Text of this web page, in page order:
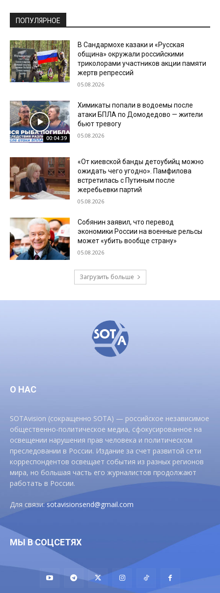
ПОПУЛЯРНОЕ
В Сандармохе казаки и «Русская
община» окружали российскими
триколорами участников акции памяти
жертв репрессий
05.08.2026
00:04:39
Химикаты попали в водоемы после
атаки БПЛА по Домодедово — жители
бьют тревогу
05.08.2026
«От киевской банды детоубийц можно
ожидать чего угодно». Памфилова
встретилась с Путиным после
жеребьевки партий
05.08.2026
Собянин заявил, что перевод
экономики России на военные рельсы
может «убить вообще страну»
05.08.2026
Загрузить больше
О НАС
SOTAvision (сокращенно SOTA) — российское независимое
общественно-политическое медиа, сфокусированное на
освещении нарушения прав человека и политическом
преследовании в России. Издание за счет развитой сети
корреспондентов освещает события из разных регионов
мира, но большая часть его журналистов продолжают
работать в России.
Для связи:sotavisionsend@gmail.com
МЫ В СОЦСЕТЯХ